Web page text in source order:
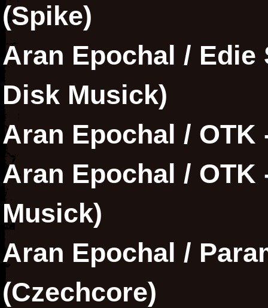
(Spike)
Aran Epochal /
Disk Musick)
Aran Epochal /
Aran Epochal /
Musick)
Aran Epochal /
(Czechcore)